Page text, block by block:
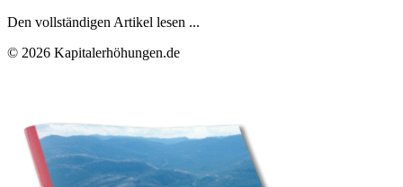
Den vollständigen Artikel lesen ...
© 2026 Kapitalerhöhungen.de